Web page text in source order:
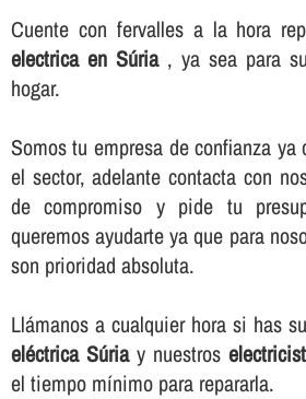
Cuente con fervalles a la hora
electrica en Súria, ya sea para
hogar.
Somos tu empresa de confianza ya
el sector, adelante contacta con
de compromiso y pide tu
queremos ayudarte ya que para
son prioridad absoluta.
Llámanos a cualquier hora si has
eléctrica Súriay nuestros
el tiempo mí­nimo para repararla.